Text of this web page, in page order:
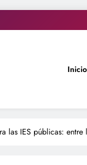
Inicio
las IES públicas: